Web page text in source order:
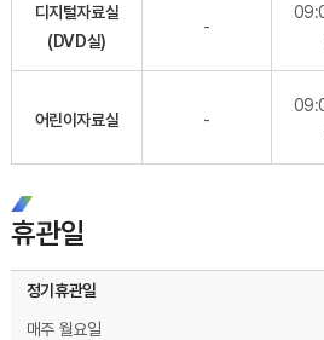
디지털자료실
(DVD실)
-
어린이자료실 -
휴관일
정기휴관일
매주 월요일